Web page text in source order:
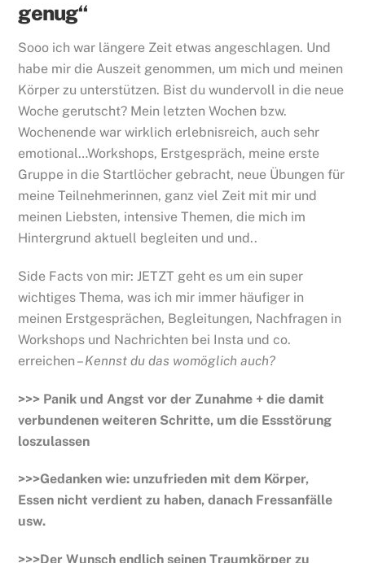
genug“
Sooo ich war längere Zeit etwas angeschlagen. Und
habe mir die Auszeit genommen, um mich und meinen
Körper zu unterstützen. Bist du wundervoll in die neue
Woche gerutscht? Mein letzten Wochen bzw.
Wochenende war wirklich erlebnisreich, auch sehr
emotional…Workshops, Erstgespräch, meine erste
Gruppe in die Startlöcher gebracht, neue Übungen für
meine Teilnehmerinnen, ganz viel Zeit mit mir und
meinen Liebsten, intensive Themen, die mich im
Hintergrund aktuell begleiten und und..
Side Facts von mir: JETZT geht es um ein super
wichtiges Thema, was ich mir immer häufiger in
meinen Erstgesprächen, Begleitungen, Nachfragen in
Workshops und Nachrichten bei Insta und co.
erreichen –Kennst du das womöglich auch?
>>> Panik und Angst vor der Zunahme + die damit
verbundenen weiteren Schritte, um die Essstörung
loszulassen
>>>Gedanken wie: unzufrieden mit dem Körper,
Essen nicht verdient zu haben, danach Fressanfälle
usw.
>>>Der Wunsch endlich seinen Traumkörper zu